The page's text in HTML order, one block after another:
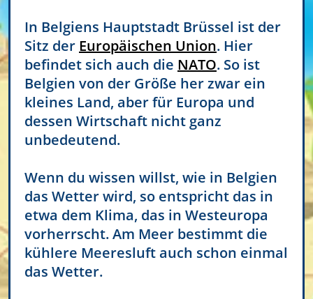
In Belgiens Hauptstadt Brüssel ist der
Sitz der Europäischen Union. Hier
befindet sich auch die NATO. So ist
Belgien von der Größe her zwar ein
kleines Land, aber für Europa und
dessen Wirtschaft nicht ganz
unbedeutend.
Wenn du wissen willst, wie in Belgien
das Wetter wird, so entspricht das in
etwa dem Klima, das in Westeuropa
vorherrscht. Am Meer bestimmt die
kühlere Meeresluft auch schon einmal
das Wetter.